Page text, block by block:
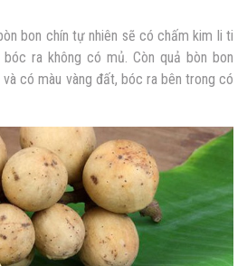
bon chín tự nhiên sẽ có chấm kim li ti
ra không có mủ. Còn quả bòn bon
có màu vàng đất, bóc ra bên trong có